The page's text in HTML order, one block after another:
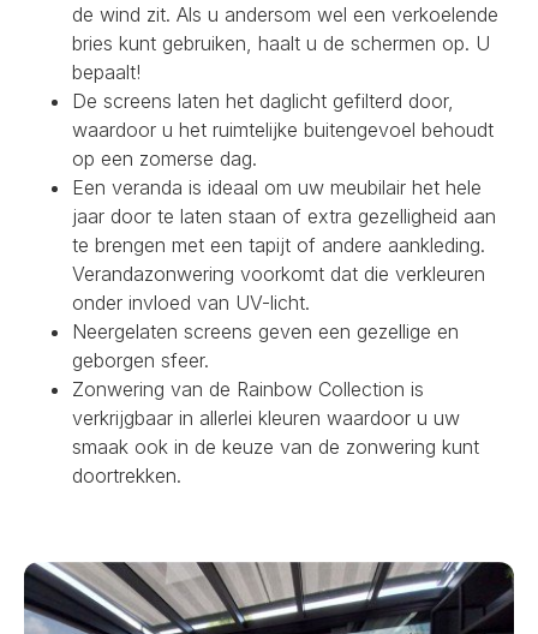
de wind zit. Als u andersom wel een verkoelende
bries kunt gebruiken, haalt u de schermen op. U
bepaalt!
De screens laten het daglicht gefilterd door,
waardoor u het ruimtelijke buitengevoel behoudt
op een zomerse dag.
Een veranda is ideaal om uw meubilair het hele
jaar door te laten staan of extra gezelligheid aan
te brengen met een tapijt of andere aankleding.
Verandazonwering voorkomt dat die verkleuren
onder invloed van UV-licht.
Neergelaten screens geven een gezellige en
geborgen sfeer.
Zonwering van de Rainbow Collection is
verkrijgbaar in allerlei kleuren waardoor u uw
smaak ook in de keuze van de zonwering kunt
doortrekken.